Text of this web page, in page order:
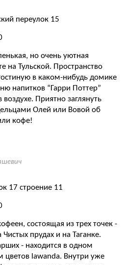
переулок 15
но очень уютная
на Тульской. Пространство
в каком-нибудь домике
напитков “Гарри Поттер”
воздухе. Приятно заглянуть
Олей или Вовой об
кофе!
17 строение 11
состоящая из трех точек -
прудах и на Таганке.
- находится в одном
цветов lawanda. Внутри уже